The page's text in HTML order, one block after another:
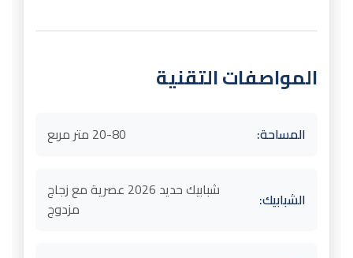
المواصفات التقنية
المساحة: 20-80 متر مربع
الشبابيك:
شبابيك حديد 2026 عصرية مع زجاج
مزدوج